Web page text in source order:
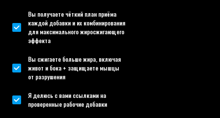
Вы получаете чёткий план приёма
каждой добавки и их комбинирования
для максимального жиросжигающего
эффекта
Вы сжигаете больше жира, включая
живот и бока + защищаете мышцы
от разрушения
Я делюсь с вами ссылками на
проверенные рабочие добавки